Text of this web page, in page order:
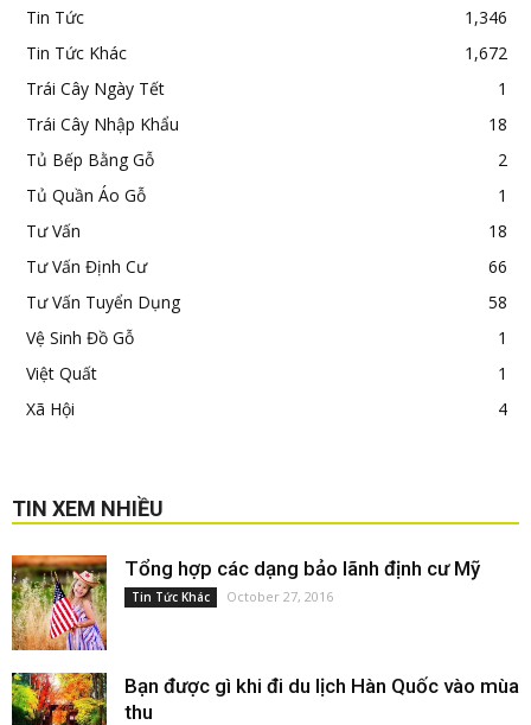
Tin Tức
1,346
Tin Tức Khác
1,672
Trái Cây Ngày Tết
1
Trái Cây Nhập Khẩu
18
Tủ Bếp Bằng Gỗ
2
Tủ Quần Áo Gỗ
1
Tư Vấn
18
Tư Vấn Định Cư
66
Tư Vấn Tuyển Dụng
58
Vệ Sinh Đồ Gỗ
1
Việt Quất
1
Xã Hội
4
TIN XEM NHIỀU
Tổng hợp các dạng bảo lãnh định cư Mỹ
Tin Tức Khác October 27, 2016
Bạn được gì khi đi du lịch Hàn Quốc vào mùa
thu